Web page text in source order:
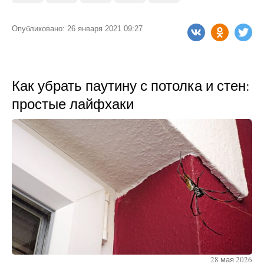
Опубликовано: 26 января 2021 09:27
Как убрать паутину с потолка и стен:
простые лайфхаки
28 мая 2026